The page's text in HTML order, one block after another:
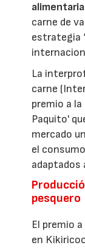
alimentaria
carne de
estrategia
La
carne
premio a la
Paquito'
mercado
el
adaptados
pesquero
El premio a
en